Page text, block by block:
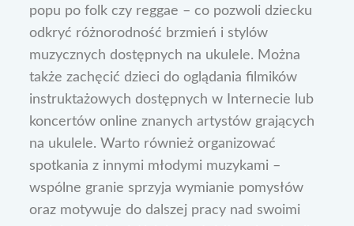
popu po folk czy reggae – co pozwoli dziecku
odkryć różnorodność brzmień i stylów
muzycznych dostępnych na ukulele. Można
także zachęcić dzieci do oglądania filmików
instruktażowych dostępnych w Internecie lub
koncertów online znanych artystów grających
na ukulele. Warto również organizować
spotkania z innymi młodymi muzykami –
wspólne granie sprzyja wymianie pomysłów
oraz motywuje do dalszej pracy nad swoimi